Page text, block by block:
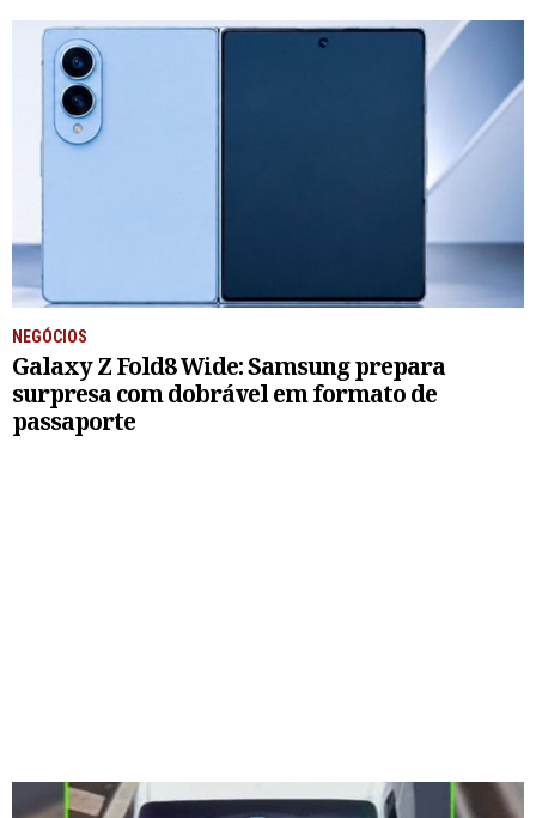
NEGÓCIOS
Galaxy Z Fold8 Wide: Samsung prepara
surpresa com dobrável em formato de
passaporte